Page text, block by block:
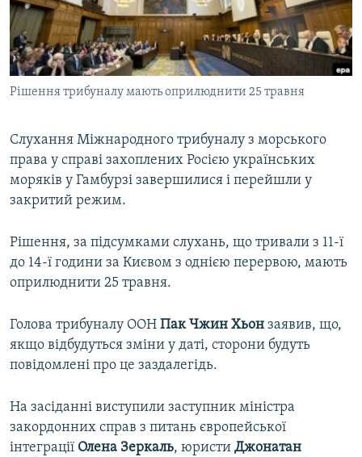
ДЕПОРТАЦІЯ
ВІДЕОУРОКИ «ELIFBE»
СВІДЧЕННЯ ОКУПАЦІЇ
УКРАЇНСЬКА ПРОБЛЕМА КРИМУ
ЯК ОБІЙТИ БЛОКУВАННЯ
Русский
Qırımtatar
Усі сайти RFE/RL
Рішення трибуналу мають оприлюднити 25 травня
Слухання Міжнародного трибуналу з морського
права у справі захоплених Росією українських
моряків у Гамбурзі завершилися і перейшли у
закритий режим.
Рішення, за підсумками слухань, що тривали з 11-ї
до 14-ї години за Києвом з однією перервою, мають
оприлюднити 25 травня.
Голова трибуналу ООН Пак Чжин Хьон заявив, що,
якщо відбудуться зміни у даті, сторони будуть
повідомлені про це заздалегідь.
На засіданні виступили заступник міністра
закордонних справ з питань європейської
інтеграції Олена Зеркаль, юристи Джонатан